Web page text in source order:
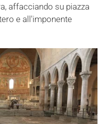
affacciando su piazza
e all'imponente